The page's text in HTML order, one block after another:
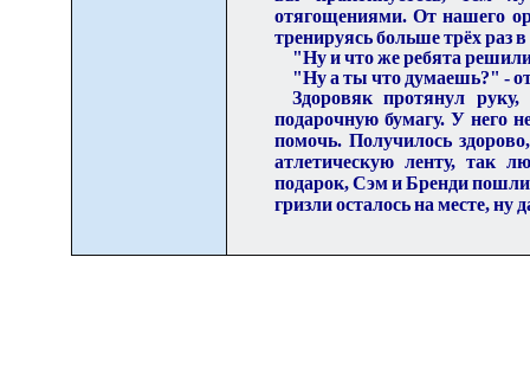
отягощениями. От нашего
тренируясь больше трёх раз
"Ну и что же ребята
"Ну а ты что думаешь?" -
Здоровяк протянул
подарочную бумагу. У него
помочь. Получилось
атлетическую ленту, так
подарок, Сэм и Бренди
гризли осталось на месте, ну